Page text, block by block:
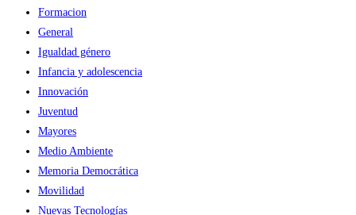
Formacion
General
Igualdad género
Infancia y adolescencia
Innovación
Juventud
Mayores
Medio Ambiente
Memoria Democrática
Movilidad
Nuevas Tecnologías